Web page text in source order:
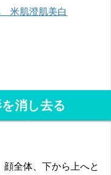
米肌澄肌美白
消し去る
全体、下から上へと